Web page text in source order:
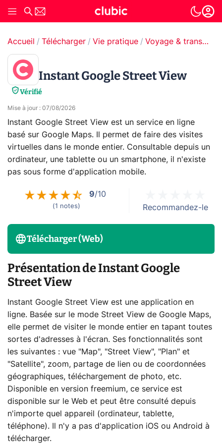
Accueil Télécharger Vie pratique Voyage & transport
Instant Google Street View
Vérifié
Mise à jour : 07/08/2026
Instant Google Street View est un service en ligne
basé sur Google Maps. Il permet de faire des visites
virtuelles dans le monde entier. Consultable depuis un
ordinateur, une tablette ou un smartphone, il n'existe
pas sous forme d'application mobile.
9/10
(1 notes) Recommandez-le
Télécharger (Web)
Présentation de Instant Google
Street View
Instant Google Street View est une application en
ligne. Basée sur le mode Street View de Google Maps,
elle permet de visiter le monde entier en tapant toutes
sortes d'adresses à l'écran. Ses fonctionnalités sont
les suivantes : vue "Map", "Street View", "Plan" et
"Satellite", zoom, partage de lien ou de coordonnées
géographiques, téléchargement de photo, etc.
Disponible en version freemium, ce service est
disponible sur le Web et peut être consulté depuis
n'importe quel appareil (ordinateur, tablette,
téléphone). Il n'y a pas d'application iOS ou Android à
télécharger.